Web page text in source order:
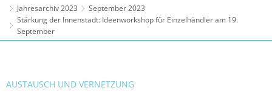
Jahresarchiv 2023
September 2023
Stärkung der Innenstadt: Ideenworkshop für Einzelhändler am 19.
September
AUSTAUSCH UND VERNETZUNG